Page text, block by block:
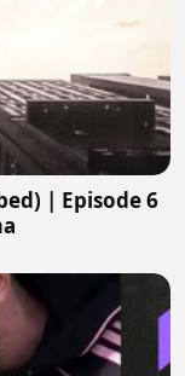
| Episode 6